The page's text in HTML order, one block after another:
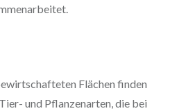
Flächen finden
und Pflanzenarten, die bei